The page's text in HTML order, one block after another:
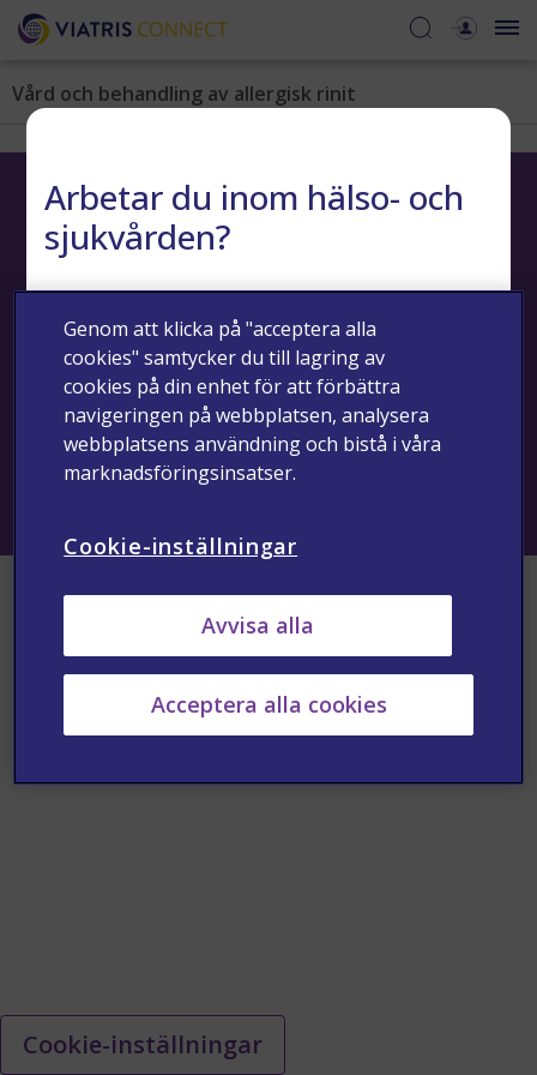
Vård och behandling av allergisk rinit
Kontakta oss Riskminimering
Biverkningar och medicinska frågor
Integritetsmeddelande
Cookie meddelande Användarvillkor
Copyright © 2024 - Viatris - Alla rättigheter reserverade.
Informationen på denna webbplats är endast avsedd för
sjukvårds- och hälsopersonal.
Senast uppdaterad: 2024-08-06 | SE-NON-2024-00056 AUG
Arbetar du inom hälso- och
sjukvården?
NEJ
JA
Cookie-inställningar
Genom att klicka på "acceptera alla
cookies" samtycker du till lagring av
cookies på din enhet för att förbättra
navigeringen på webbplatsen, analysera
webbplatsens användning och bistå i våra
marknadsföringsinsatser.
Cookie-inställningar
Avvisa alla
Acceptera alla cookies